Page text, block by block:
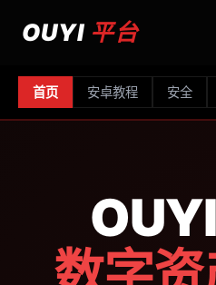
OUYI 平台
首页 安卓教程 安全